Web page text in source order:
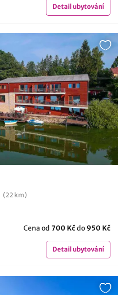
Detailubytování
(22 km)
Cena od 700 Kčdo 950 Kč
Detailubytování